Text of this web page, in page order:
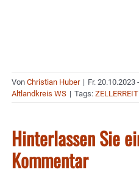
Von Christian Huber | Fr. 20.10.2023
Altlandkreis WS | Tags: ZELLERREIT
Hinterlassen Sie
Kommentar